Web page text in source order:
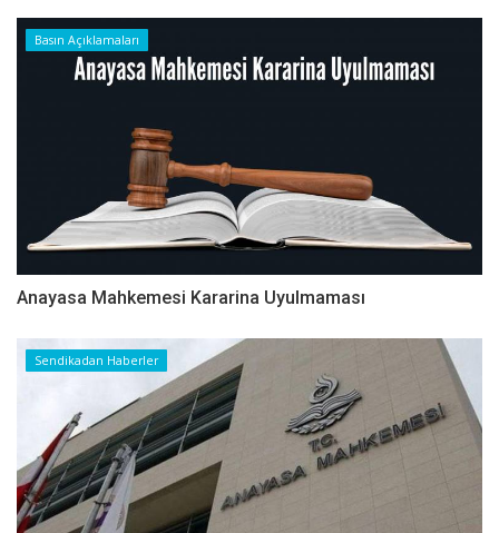
Basın Açıklamaları
Anayasa Mahkemesi Kararina Uyulmaması
Sendikadan Haberler